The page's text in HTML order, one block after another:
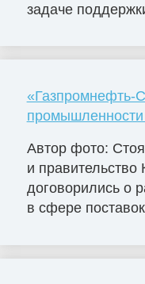
задаче
«Газпромнефть-
промышленности
Автор фото:
и правительство
договорились о
в сфере